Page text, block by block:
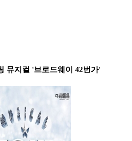
뮤지컬 '브로드웨이 42번가'